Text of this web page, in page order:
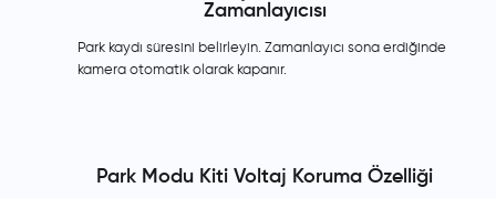
Zamanlayıcısı
Park kaydı süresini belirleyin. Zamanlayıcı sona erdiğinde
kamera otomatik olarak kapanır.
Park Modu Kiti Voltaj Koruma Özelliği